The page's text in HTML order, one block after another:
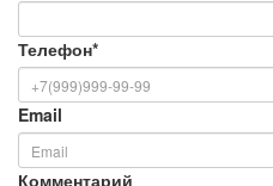
Телефон*
Email
Комментарий